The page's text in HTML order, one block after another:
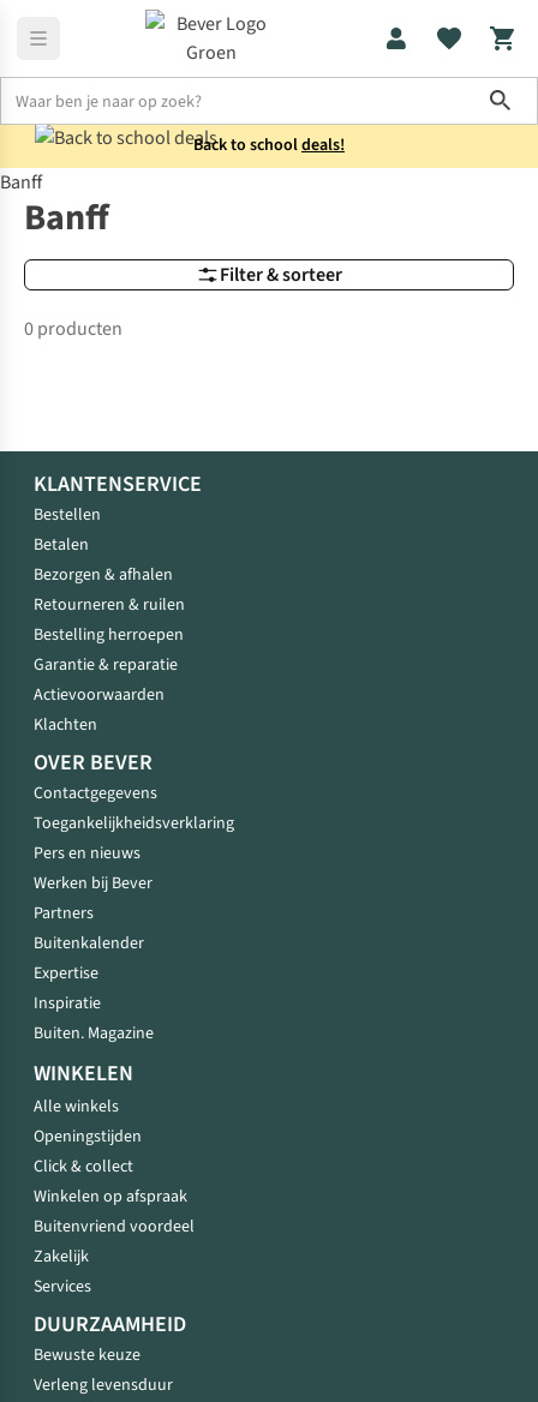
Back to schooldeals!
Merken Banff
Banff
Filter & sorteer
Banff
0 producten
KLANTENSERVICE
Bestellen
Betalen
Bezorgen & afhalen
Retourneren & ruilen
Bestelling herroepen
Garantie & reparatie
Actievoorwaarden
Klachten
OVER BEVER
Contactgegevens
Toegankelijkheidsverklaring
Pers en nieuws
Werken bij Bever
Partners
Buitenkalender
Expertise
Inspiratie
Buiten. Magazine
WINKELEN
Alle winkels
Openingstijden
Click & collect
Winkelen op afspraak
Buitenvriend voordeel
Zakelijk
Services
DUURZAAMHEID
Bewuste keuze
Verleng levensduur